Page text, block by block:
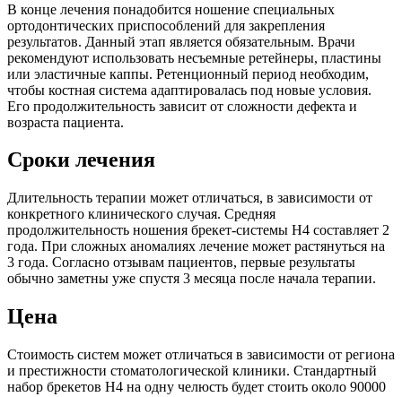
В конце лечения понадобится ношение специальных
ортодонтических приспособлений для закрепления
результатов. Данный этап является обязательным. Врачи
рекомендуют использовать несъемные ретейнеры, пластины
или эластичные каппы. Ретенционный период необходим,
чтобы костная система адаптировалась под новые условия.
Его продолжительность зависит от сложности дефекта и
возраста пациента.
Сроки лечения
Длительность терапии может отличаться, в зависимости от
конкретного клинического случая. Средняя
продолжительность ношения брекет-системы H4 составляет 2
года. При сложных аномалиях лечение может растянуться на
3 года. Согласно отзывам пациентов, первые результаты
обычно заметны уже спустя 3 месяца после начала терапии.
Цена
Стоимость систем может отличаться в зависимости от региона
и престижности стоматологической клиники. Стандартный
набор брекетов H4 на одну челюсть будет стоить около 90000